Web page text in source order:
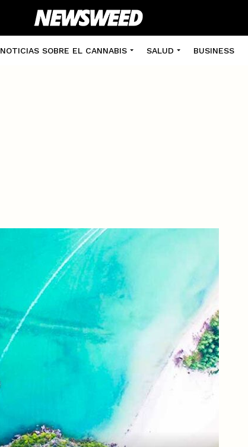
NOTICIAS SOBRE EL CANNABIS SALUD BUSINESS